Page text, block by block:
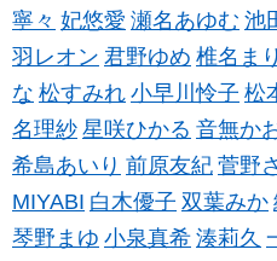
寧々 妃悠愛 瀬名あゆむ 池
羽レオン 君野ゆめ 椎名ま
な 松すみれ 小早川怜子 松
名理紗 星咲ひかる 音無か
希島あいり 前原友紀 菅野
MIYABI 白木優子 双葉みか
琴野まゆ 小泉真希 湊莉久